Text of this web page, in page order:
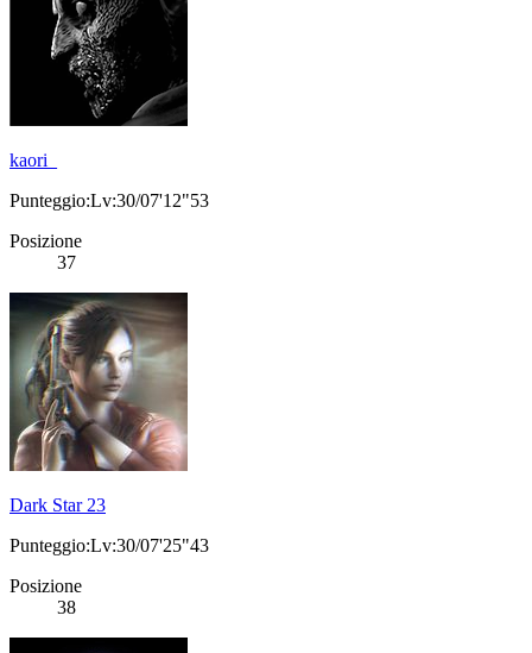
kaori_
Punteggio:Lv:30/07'12"53
Posizione
37
Dark Star 23
Punteggio:Lv:30/07'25"43
Posizione
38